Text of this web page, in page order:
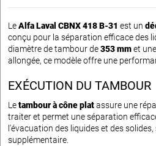
LeAlfa Laval CBNX 418 B-31 est un
conçu pour la séparation efficace des
diamètre de tambour de353 mmet
allongée, ce modèle offre une
EXÉCUTION DU TAMBOUR
Letambour à cône platassure une
traiter et permet une séparation
l'évacuation des liquides et des
supplémentaire.